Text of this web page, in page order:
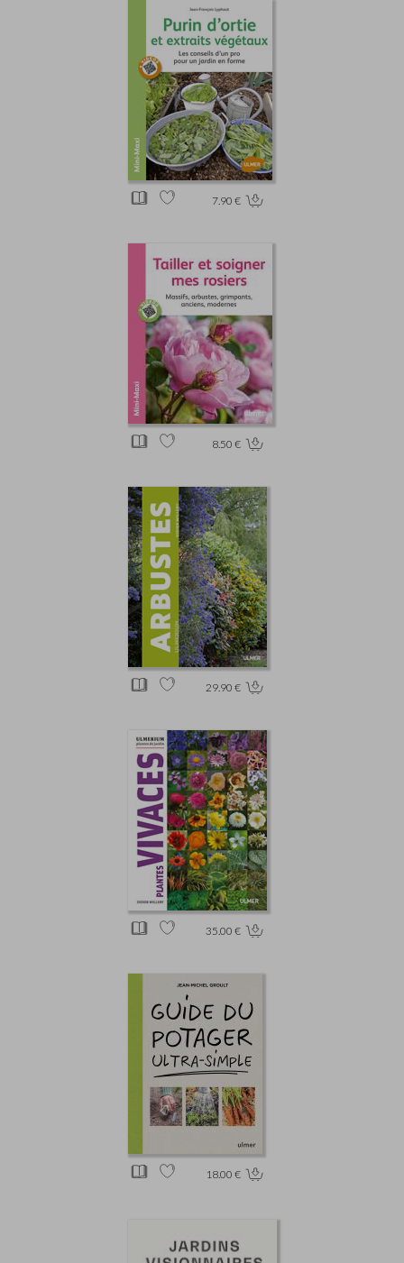
7.90 €
8.50 €
29.90 €
35.00 €
18.00 €